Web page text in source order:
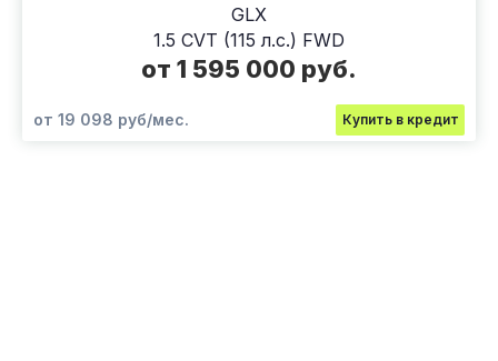
GLX
1.5 CVT (115 л.с.) FWD
от 1 595 000 руб.
от 19 098 руб/мес. Купить в кредит